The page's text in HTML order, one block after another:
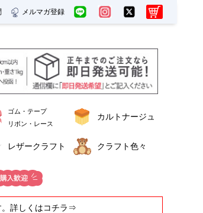
メルマガ登録
ゴム・テープ
リボン・レース
カルトナージュ
レザークラフト クラフト色々
。詳しくはコチラ⇒